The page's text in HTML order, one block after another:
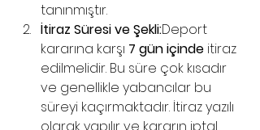
tanınmıştır.
İtiraz Süresi ve Şekli:Deport
kararına karşı 7 gün içinde itiraz
edilmelidir. Bu süre çok kısadır
ve genellikle yabancılar bu
süreyi kaçırmaktadır. İtiraz yazılı